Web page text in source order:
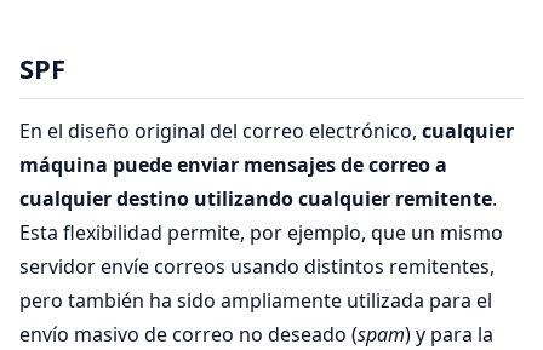
SPF
En el diseño original del correo electrónico, cualquier
máquina puede enviar mensajes de correo a
cualquier destino utilizando cualquier remitente.
Esta flexibilidad permite, por ejemplo, que un mismo
servidor envíe correos usando distintos remitentes,
pero también ha sido ampliamente utilizada para el
envío masivo de correo no deseado (spam) y para la